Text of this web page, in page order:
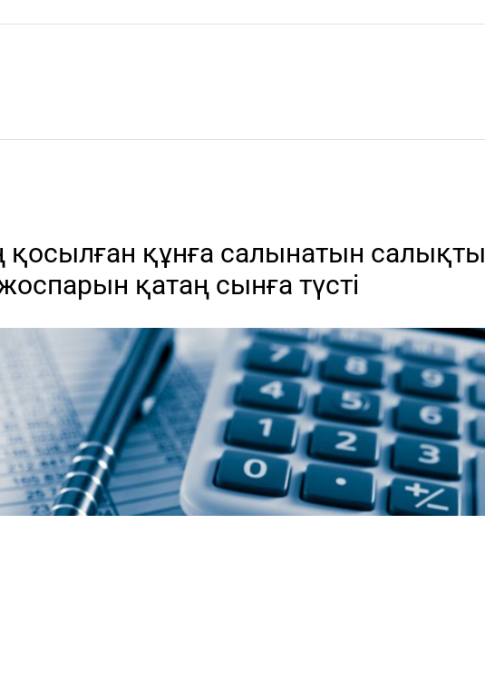
қосылған құнға салынатын салықты
қатаң сынға түсті